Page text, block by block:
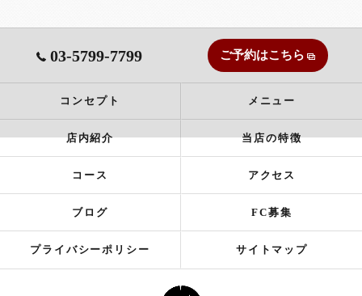
03-5799-7799 ご予約はこちら
コンセプト メニュー
店内紹介 当店の特徴
コース アクセス
ブログ FC募集
プライバシーポリシー サイトマップ